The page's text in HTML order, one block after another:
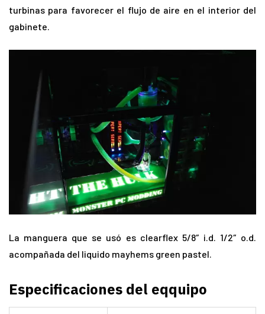
turbinas para favorecer el flujo de aire en el interior del
gabinete.
La manguera que se usó es clearflex 5/8″ i.d. 1/2″ o.d.
acompañada del liquido mayhems green pastel.
Especificaciones del eqquipo